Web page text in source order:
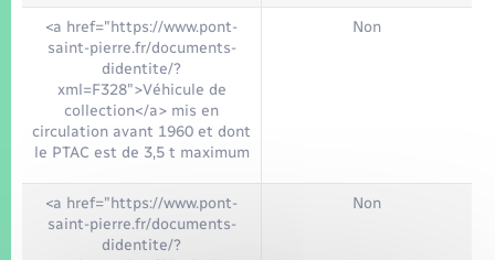
<a href="https://www.pont-
saint-pierre.fr/documents-
didentite/?
xml=F328">Véhicule de
collection</a> mis en
circulation avant 1960 et dont
le PTAC est de 3,5 t maximum
Non
<a href="https://www.pont-
saint-pierre.fr/documents-
didentite/?
Non